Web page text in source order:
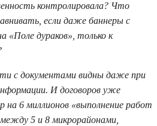
контролировала? Что
если даже баннеры с
«Поле дураков», только к
с документами видны даже при
И договоров уже
на 6 миллионов «выполнение работ
5 и 8 микрорайонами,